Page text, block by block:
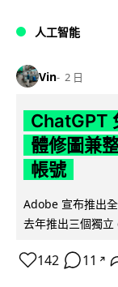
人工智能
Vin 2 日
ChatGPT
體修圖兼
帳號
Adobe 宣布推出
去年推出三個獨
142 11 ↗